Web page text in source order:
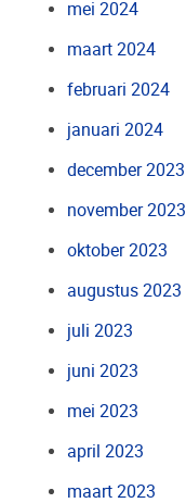
mei 2024
maart 2024
februari 2024
januari 2024
december 2023
november 2023
oktober 2023
augustus 2023
juli 2023
juni 2023
mei 2023
april 2023
maart 2023